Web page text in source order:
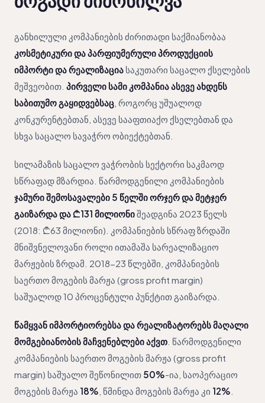
განხილული კომპანიების ძირითადი საქმიანობაა
კოსმეტიკური და პარფიუმერული პროდუქციის
იმპორტი და რეალიზაცია საკუთარი საცალო ქსელების
მეშვეობით. პირველი სამი კომპანია ასევე ახდენს
საბითუმო გაყიდვებსაც , როგორც უშუალოდ
კონკურენტებთან, ასევე სააფთიაქო ქსელებთან და
სხვა საცალო სავაჭრო ობიექტებთან.
სილამაზის საცალო ვაჭრობის სექტორი საკმაოდ
სწრაფად მზარდია. წარმოდგენილი კომპანიების
ჯამური შემოსავალები 5 წელში ორჯერ და მეტჯერ
გაიზარდა და ₾131 მილიონიშეადგინა 2023 წელს
(2018: ₾63 მილიონი). კომპანიების სწრაფ ზრდაში
მნიშვნელოვანი როლი ითამაშა სარეალიზაციო
მარჟების ზრდამ. 2018-23 წლებში, კომპანიების
საერთო მოგების მარჟა (gross profit margin)
საშუალოდ 10 პროცენტული პუნქტით გაიზარდა.
წამყვან იმპორტიორებსა და რეალიზატორებს მაღალი
მომგებიანობის მაჩვენებლები აქვთ . წარმოდგენილი
კომპანიების საერთო მოგების მარჟა (gross profit
margin) საშუალო შეწონილით 50%-ია, საოპერაციო
მოგების მარჟა 18% , წმინდა მოგების მარჟა კი 12%